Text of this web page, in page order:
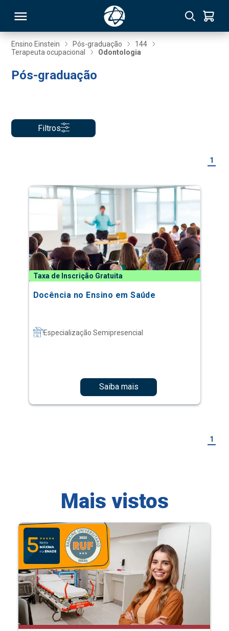
Ensino Einstein Pós-graduação
144
Terapeuta ocupacional
Odontologia
Pós-graduação
Filtros
1
Taxa de Inscrição Gratuita
Docência no Ensino em Saúde
Especialização Semipresencial
Saiba mais
1
Mais vistos